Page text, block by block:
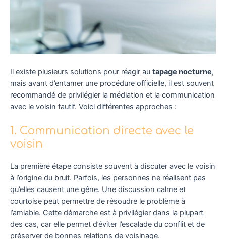
Il existe plusieurs solutions pour réagir au tapage nocturne,
mais avant d’entamer une procédure officielle, il est souvent
recommandé de privilégier la médiation et la communication
avec le voisin fautif. Voici différentes approches :
1. Communication directe avec le
voisin
La première étape consiste souvent à discuter avec le voisin
à l’origine du bruit. Parfois, les personnes ne réalisent pas
qu’elles causent une gêne. Une discussion calme et
courtoise peut permettre de résoudre le problème à
l’amiable. Cette démarche est à privilégier dans la plupart
des cas, car elle permet d’éviter l’escalade du conflit et de
préserver de bonnes relations de voisinage.